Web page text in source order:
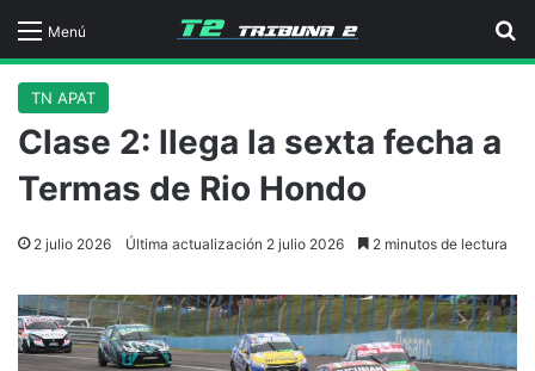
Menú
TN APAT
Clase 2: llega la sexta fecha a
Termas de Rio Hondo
2 julio 2026 Última actualización 2 julio 2026 2 minutos de lectura